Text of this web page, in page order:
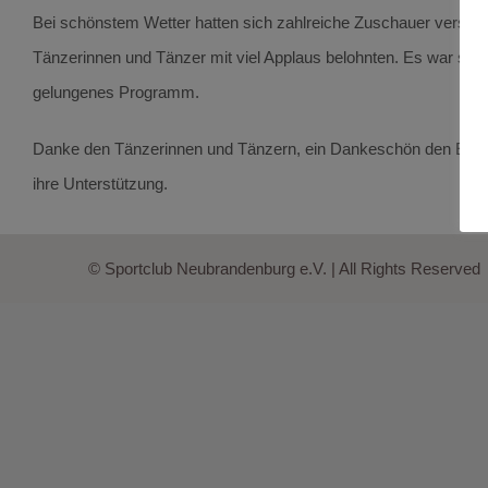
Bei schönstem Wetter hatten sich zahlreiche Zuschauer
Tänzerinnen und Tänzer mit viel Applaus belohnten. Es war
gelungenes Programm.
Danke den Tänzerinnen und Tänzern, ein Dankeschön den
ihre Unterstützung.
© Sportclub Neubrandenburg e.V. | All Rights Reserved